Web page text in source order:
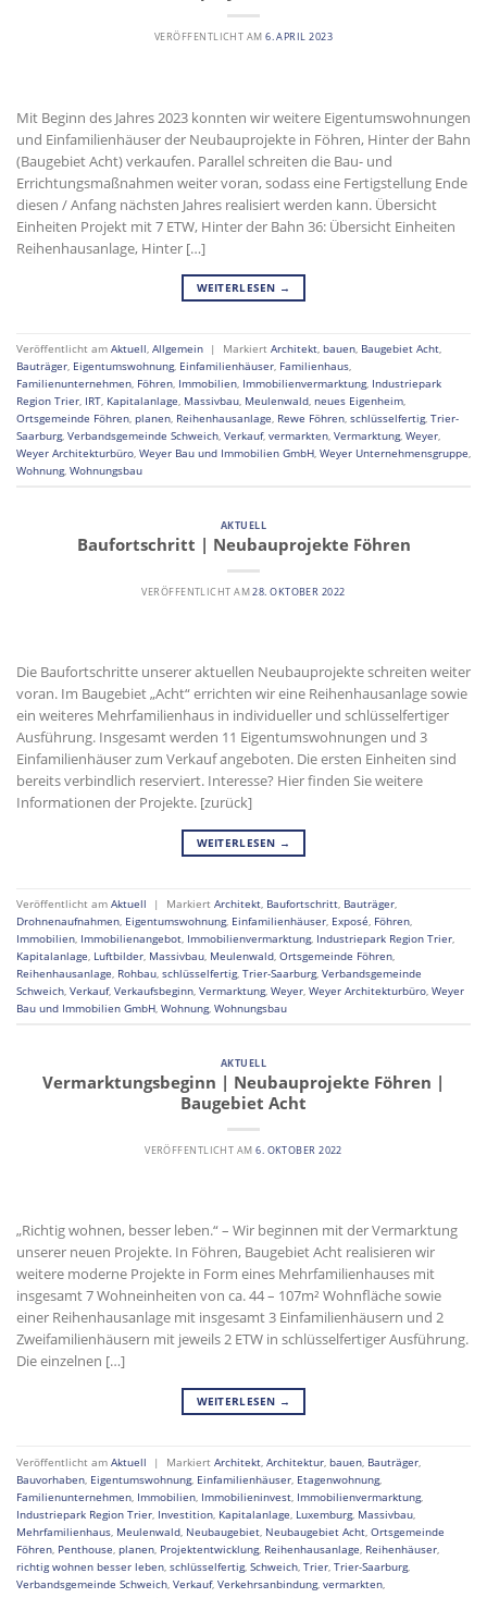
VERÖFFENTLICHT AM6. APRIL 2023
Mit Beginn des Jahres 2023 konnten wir weitere Eigentumswohnungen
und Einfamilienhäuser der Neubauprojekte in Föhren, Hinter der Bahn
(Baugebiet Acht) verkaufen. Parallel schreiten die Bau- und
Errichtungsmaßnahmen weiter voran, sodass eine Fertigstellung Ende
diesen / Anfang nächsten Jahres realisiert werden kann. Übersicht
Einheiten Projekt mit 7 ETW, Hinter der Bahn 36: Übersicht Einheiten
Reihenhausanlage, Hinter […]
WEITERLESEN →
Veröffentlicht am Aktuell, Allgemein | Markiert Architekt, bauen, Baugebiet Acht,
Bauträger, Eigentumswohnung, Einfamilienhäuser, Familienhaus,
Familienunternehmen, Föhren, Immobilien, Immobilienvermarktung, Industriepark
Region Trier, IRT, Kapitalanlage, Massivbau, Meulenwald, neues Eigenheim,
Ortsgemeinde Föhren, planen, Reihenhausanlage, Rewe Föhren, schlüsselfertig, Trier-
Saarburg, Verbandsgemeinde Schweich, Verkauf, vermarkten, Vermarktung, Weyer,
Weyer Architekturbüro, Weyer Bau und Immobilien GmbH, Weyer Unternehmensgruppe,
Wohnung, Wohnungsbau
AKTUELL
Baufortschritt | Neubauprojekte Föhren
VERÖFFENTLICHT AM28. OKTOBER 2022
Die Baufortschritte unserer aktuellen Neubauprojekte schreiten weiter
voran. Im Baugebiet „Acht“ errichten wir eine Reihenhausanlage sowie
ein weiteres Mehrfamilienhaus in individueller und schlüsselfertiger
Ausführung. Insgesamt werden 11 Eigentumswohnungen und 3
Einfamilienhäuser zum Verkauf angeboten. Die ersten Einheiten sind
bereits verbindlich reserviert. Interesse? Hier finden Sie weitere
Informationen der Projekte. [zurück]
WEITERLESEN →
Veröffentlicht am Aktuell | Markiert Architekt Baufortschritt Bauträger
Drohnenaufnahmen Eigentumswohnung, Einfamilienhäuser Exposé Föhren
Immobilien Immobilienangebot Immobilienvermarktung, Industriepark Region Trier
Kapitalanlage Luftbilder Massivbau Meulenwald Ortsgemeinde Föhren
Reihenhausanlage Rohbau schlüsselfertig, Trier-Saarburg, Verbandsgemeinde
Schweich Verkauf, Verkaufsbeginn Vermarktung, Weyer Weyer Architekturbüro Weyer
Bau und Immobilien GmbH Wohnung, Wohnungsbau
AKTUELL
Vermarktungsbeginn | Neubauprojekte Föhren |
Baugebiet Acht
VERÖFFENTLICHT AM6. OKTOBER 2022
„Richtig wohnen, besser leben.“ – Wir beginnen mit der Vermarktung
unserer neuen Projekte. In Föhren, Baugebiet Acht realisieren wir
weitere moderne Projekte in Form eines Mehrfamilienhauses mit
insgesamt 7 Wohneinheiten von ca. 44 – 107m² Wohnfläche sowie
einer Reihenhausanlage mit insgesamt 3 Einfamilienhäusern und 2
Zweifamilienhäusern mit jeweils 2 ETW in schlüsselfertiger Ausführung.
Die einzelnen […]
WEITERLESEN →
Veröffentlicht am Aktuell | Markiert Architekt Architektur bauen Bauträger
Bauvorhaben Eigentumswohnung, Einfamilienhäuser Etagenwohnung,
Familienunternehmen Immobilien Immobilieninvest Immobilienvermarktung,
Industriepark Region Trier Investition Kapitalanlage Luxemburg, Massivbau
Mehrfamilienhaus Meulenwald Neubaugebiet Neubaugebiet Acht Ortsgemeinde
Föhren Penthouse planen Projektentwicklung, Reihenhausanlage Reihenhäuser
richtig wohnen besser leben schlüsselfertig, Schweich Trier Trier-Saarburg,
Verbandsgemeinde Schweich Verkauf, Verkehrsanbindung, vermarkten